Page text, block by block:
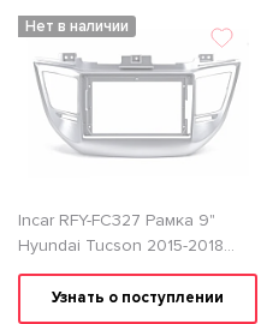
Нет в наличии
Incar RFY-FC327 Рамка 9"
Hyundai Tucson 2015-2018
Silver
Узнать о поступлении